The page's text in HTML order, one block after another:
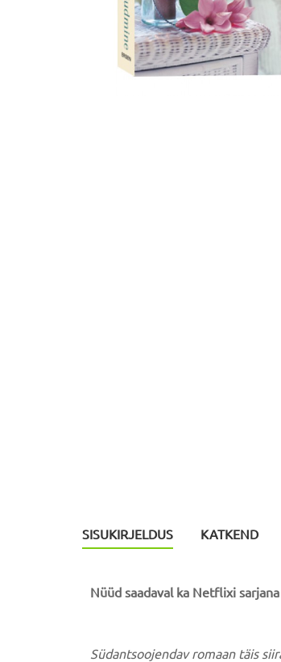
SISUKIRJELDUS KATKEND
Nüüd saadaval ka Netflixi
Südantsoojendav romaan täis